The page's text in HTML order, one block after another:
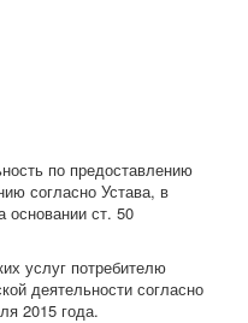
по предоставлению
согласно Устава, в
основании ст. 50
услуг потребителю
деятельности согласно
2015 года.